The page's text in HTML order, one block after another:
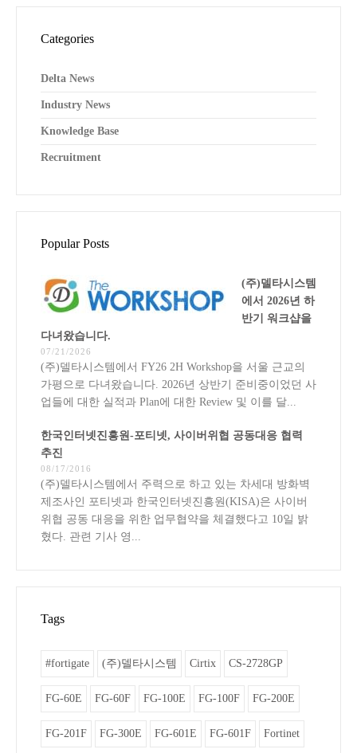
Categories
Delta News
Industry News
Knowledge Base
Recruitment
Popular Posts
(주)델타시스템
에서 2026년 하
반기 워크샵을
다녀왔습니다.
07/21/2026
(주)델타시스템에서 FY26 2H Workshop을 서울 근교의
가평으로 다녀왔습니다. 2026년 상반기 준비중이었던 사
업들에 대한 실적과 Plan에 대한 Review 및 이를 달...
한국인터넷진흥원-포티넷, 사이버위협 공동대응 협력
추진
08/17/2016
(주)델타시스템에서 주력으로 하고 있는 차세대 방화벽
제조사인 포티넷과 한국인터넷진흥원(KISA)은 사이버
위협 공동 대응을 위한 업무협약을 체결했다고 10일 밝
혔다. 관련 기사 영...
Tags
#fortigate (주)델타시스템 Cirtix CS-2728GP
FG-60E FG-60F FG-100E FG-100F FG-200E
FG-201F FG-300E FG-601E FG-601F Fortinet